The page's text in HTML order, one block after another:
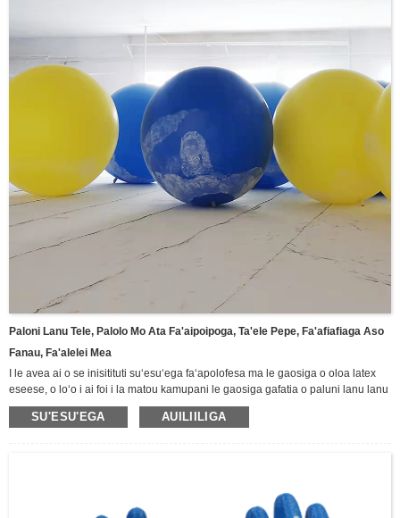
Paloni Lanu Tele, Palolo Mo Ata Fa'aipoipoga, Ta'ele Pepe, Fa'afiafiaga Aso
Fanau, Fa'alelei Mea
I le avea ai o se inisitituti suʻesuʻega faʻapolofesa ma le gaosiga o oloa latex
eseese, o loʻo i ai foi i la matou kamupani le gaosiga gafatia o paluni lanu lanu
latex eseese.O loʻo i ai lanu meamata, samasama, mumu, uliuli ma le
lanumoana, e masani ona faʻaaogaina mo le faʻamanatuga o le tausamiga,
SU'ESU'EGA AUILIILIGA